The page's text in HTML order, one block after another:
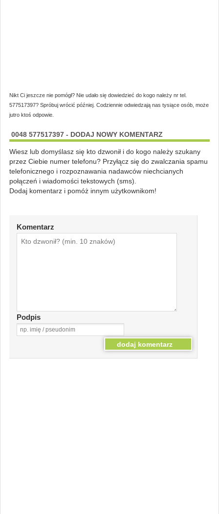
Nikt Ci jeszcze nie pomógł? Nie udało się dowiedzieć do kogo należy nr tel.
577517397? Spróbuj wrócić później. Codziennie odwiedzają nas tysiące osób, może
jutro ktoś odpowie.
0048 577517397 - DODAJ NOWY KOMENTARZ
Wiesz lub domyślasz się kto dzwonił i do kogo należy szukany
przez Ciebie numer telefonu? Przyłącz się do zwalczania spamu
telefonicznego i rozpoznawania nadawców niechcianych
połączeń i wiadomości tekstowych (sms).
Dodaj komentarz i pomóż innym użytkownikom!
Komentarz
Podpis